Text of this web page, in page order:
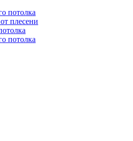
потолка
плесени
потолка